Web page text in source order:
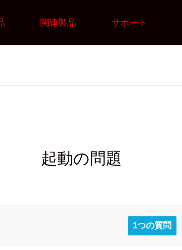
関連製品 サポート
起動の問題
1つの質問